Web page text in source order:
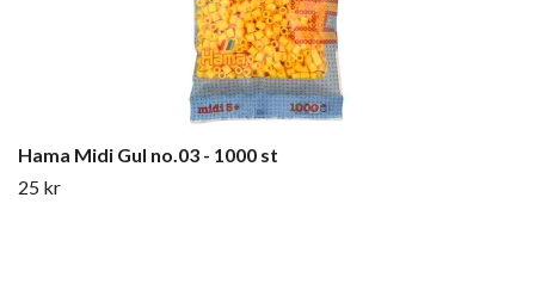
Hama Midi Gul no.03 - 1000 st
25 kr